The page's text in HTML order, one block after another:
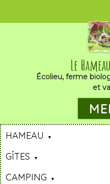
Le
Écolieu, ferme
et
HAMEAU
GÎTES
CAMPING